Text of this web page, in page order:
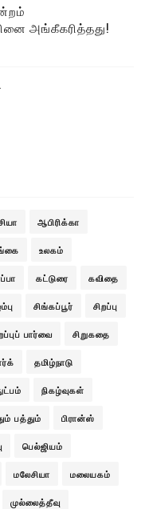
அங்கீகரித்தது!
ஆபிரிக்கா
உலகம்
கட்டுரை கவிதை
சிங்கப்பூர் சிறப்பு
பார்வை சிறுகதை
தமிழ்நாடு
நிகழ்வுகள்
பத்தும் பிரான்ஸ்
பெல்ஜியம்
மலேசியா மலையகம்
முல்லைத்தீவு